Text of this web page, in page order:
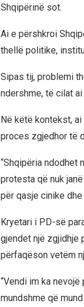
Shqipërinë sot.
Ai e përshkroi
thellë politike,
Sipas tij, problemi
ndershme, të cilat
Në këtë kontekst,
proces zgjedhor të
“Shqipëria ndodhet
protesta që nuk
për qasje cinike
Kryetari i PD-së
gjendet një zgjidhje
përfaqëson vetëm
“Vendi im ka
mundshme që